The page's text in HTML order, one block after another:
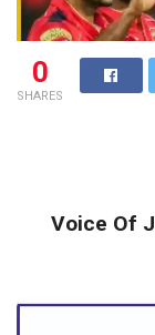
0
SHARES
Voice Of